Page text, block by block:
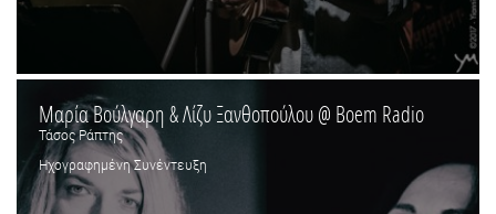
Μαρία Βούλγαρη & Λίζυ Ξανθοπούλου @ Boem Radio
Τάσος Ράπτης
Ηχογραφημένη Συνέντευξη